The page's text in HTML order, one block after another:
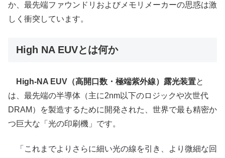
か、最先端ファウンドリおよびメモリメーカーの思惑は激
しく衝突しています。
High NA EUVとは何か
High-NA EUV（高開口数・極端紫外線）露光装置と
は、最先端の半導体（主に2nm以下のロジックや次世代
DRAM）を製造するために開発された、世界で最も精密か
つ巨大な「光の印刷機」です。
「これまでよりさらに細い光の線を引き、より微細な回